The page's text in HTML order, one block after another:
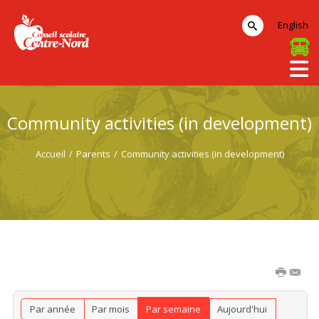
Community activities (in development)
Accueil / Parents / Community activities (in development)
Par année Par mois Par semaine Aujourd'hui
English